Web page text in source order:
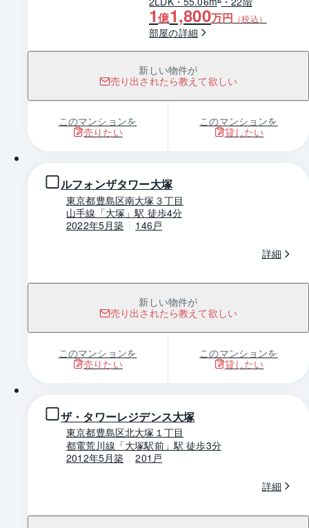
1億1,800万円 （税込）
部屋の詳細
新しい物件が
売り出されたら教えて欲しい
このマンションを
売りたい
このマンションを
貸したい
ルフォンザタワー大塚
東京都豊島区南大塚３丁目
山手線「大塚」駅 徒歩4分
2022年5月築
146戸
詳細
新しい物件が
売り出されたら教えて欲しい
このマンションを
売りたい
このマンションを
貸したい
ザ・タワーレジデンス大塚
東京都豊島区北大塚１丁目
都電荒川線「大塚駅前」駅 徒歩3分
2012年5月築
201戸
詳細